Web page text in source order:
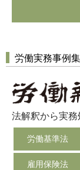
労働実務事例集
法解釈から実
労働基準法
雇用保険法